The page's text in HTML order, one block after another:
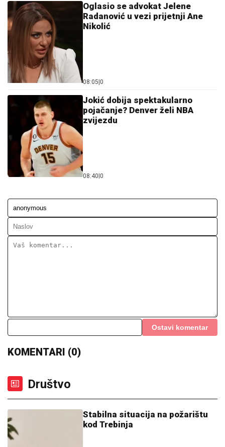
Oglasio se advokat Jelene
Radanović u vezi prijetnji Ane
Nikolić
08:05|0
Jokić dobija spektakularno
pojačanje? Denver želi NBA
zvijezdu
08:40|0
Ostavi komentar
KOMENTARI (0)
Društvo
Stabilna situacija na požarištu
kod Trebinja